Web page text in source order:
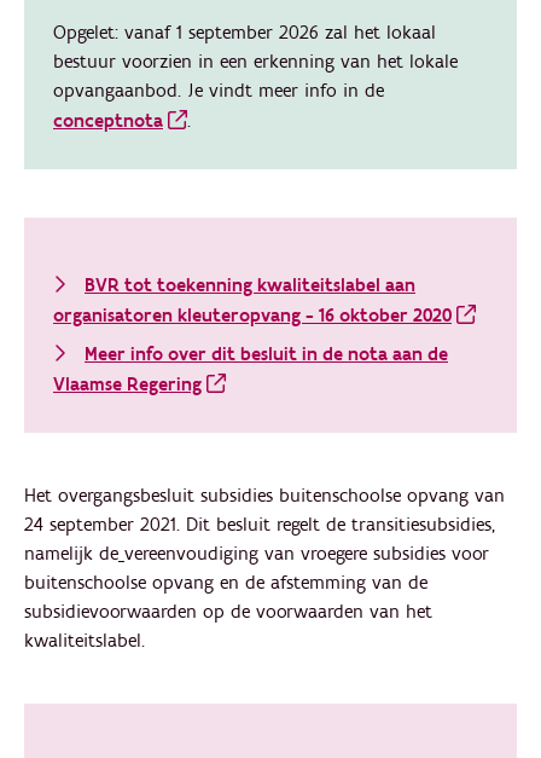
Opgelet: vanaf 1 september 2026 zal het lokaal
bestuur voorzien in een erkenning van het lokale
opvangaanbod. Je vindt meer info in de
conceptnota
.
BVR tot toekenning kwaliteitslabel aan
organisatoren kleuteropvang - 16 oktober 2020
Meer info over dit besluit in de nota aan de
Vlaamse Regering
Het overgangsbesluit subsidies buitenschoolse opvang van
24 september 2021. Dit besluit regelt de transitiesubsidies,
namelijk de vereenvoudiging van vroegere subsidies voor
buitenschoolse opvang en de afstemming van de
subsidievoorwaarden op de voorwaarden van het
kwaliteitslabel.